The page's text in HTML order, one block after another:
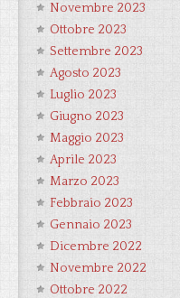
Novembre 2023
Ottobre 2023
Settembre 2023
Agosto 2023
Luglio 2023
Giugno 2023
Maggio 2023
Aprile 2023
Marzo 2023
Febbraio 2023
Gennaio 2023
Dicembre 2022
Novembre 2022
Ottobre 2022